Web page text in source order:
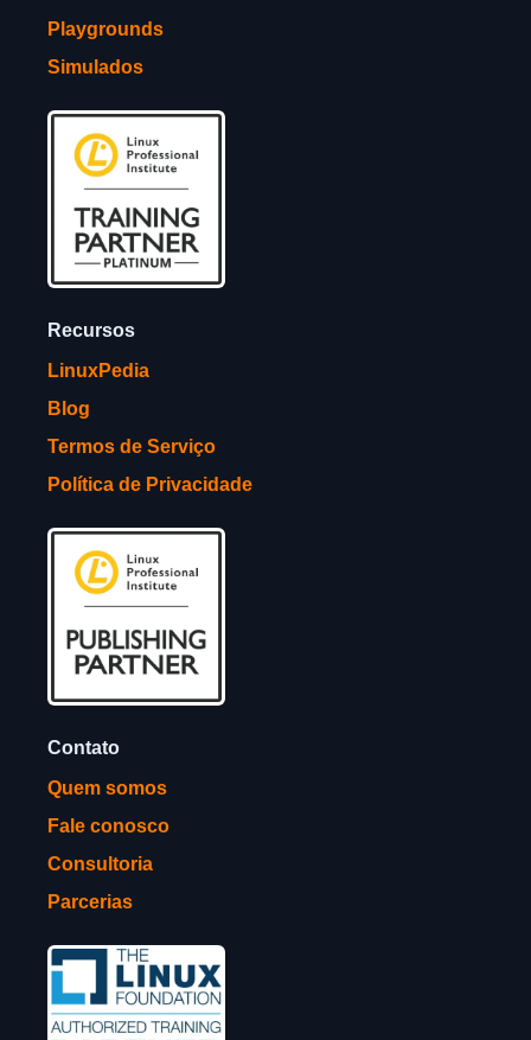
Playgrounds
Simulados
Recursos
LinuxPedia
Blog
Termos de Serviço
Política de Privacidade
Contato
Quem somos
Fale conosco
Consultoria
Parcerias